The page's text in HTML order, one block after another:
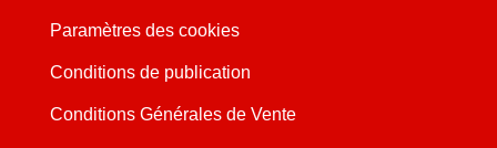
Paramètres des cookies
Conditions de publication
Conditions Générales de Vente